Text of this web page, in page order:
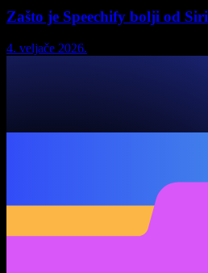
Zašto je Speechify bolji od Siri
4. veljače 2026.